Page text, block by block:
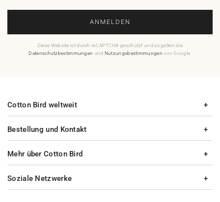
ANMELDEN
Diese Website ist durch reCAPTCHA geschützt und es gelten die
Datenschutzbestimmungen und Nutzungsbestimmungen von Google.
Bestellung und Kontakt
Mehr über Cotton Bird
Cotton Bird weltweit
Soziale Netzwerke